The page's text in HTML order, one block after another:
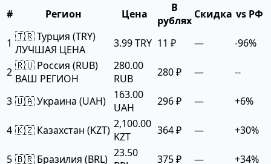
#
Регион Цена
В
рублях Скидка vs РФ
1 🇹🇷 Турция (TRY)
ЛУЧШАЯ ЦЕНА
3.99 TRY 11 ₽ — -96%
2 🇷🇺 Россия (RUB)
ВАШ РЕГИОН
280.00
RUB
280 ₽ — --
3 🇺🇦 Украина (UAH)
163.00
UAH
296 ₽ — +6%
4 🇰🇿 Казахстан (KZT) 2,100.00
KZT
364 ₽ — +30%
5 🇧🇷 Бразилия (BRL) 23.50
375 ₽ —
+34%